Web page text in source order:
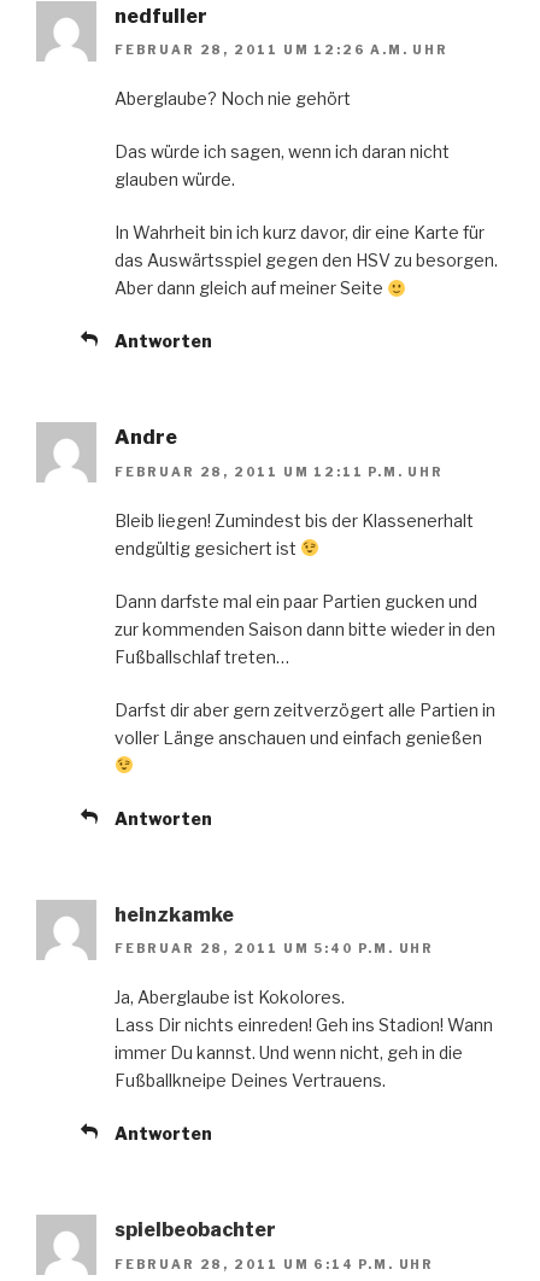
nedfuller
FEBRUAR 28, 2011 UM 12:26 A.M. UHR
Aberglaube? Noch nie gehört
Das würde ich sagen, wenn ich daran nicht
glauben würde.
In Wahrheit bin ich kurz davor, dir eine Karte für
das Auswärtsspiel gegen den HSV zu besorgen.
Aber dann gleich auf meiner Seite
Antworten
Andre
FEBRUAR 28, 2011 UM 12:11 P.M. UHR
Bleib liegen! Zumindest bis der Klassenerhalt
endgültig gesichert ist
Dann darfste mal ein paar Partien gucken und
zur kommenden Saison dann bitte wieder in den
Fußballschlaf treten…
Darfst dir aber gern zeitverzögert alle Partien in
voller Länge anschauen und einfach genießen
Antworten
heinzkamke
FEBRUAR 28, 2011 UM 5:40 P.M. UHR
Ja, Aberglaube ist Kokolores.
Lass Dir nichts einreden! Geh ins Stadion! Wann
immer Du kannst. Und wenn nicht, geh in die
Fußballkneipe Deines Vertrauens.
Antworten
spielbeobachter
FEBRUAR 28, 2011 UM 6:14 P.M. UHR